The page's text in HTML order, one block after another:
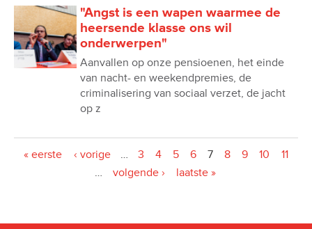
"Angst is een wapen waarmee de
heersende klasse ons wil
onderwerpen"
Aanvallen op onze pensioenen, het einde
van nacht- en weekendpremies, de
criminalisering van sociaal verzet, de jacht
op z
« eerste ‹ vorige … 3 4 5 6 7 8 9 10
11
…
volgende › laatste »